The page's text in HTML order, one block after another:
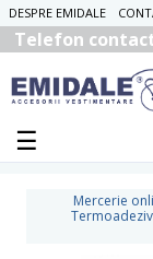
DESPRE EMIDALE
Telefon contact
Mercerie